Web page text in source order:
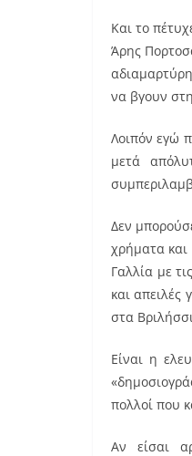
Και το
Άρης
να βγουν
Λοιπόν εγώ
μετά
Δεν
χρήματα και
Γαλλία με
και απειλές
στα
Είναι η
πολλοί που
Αν είσαι